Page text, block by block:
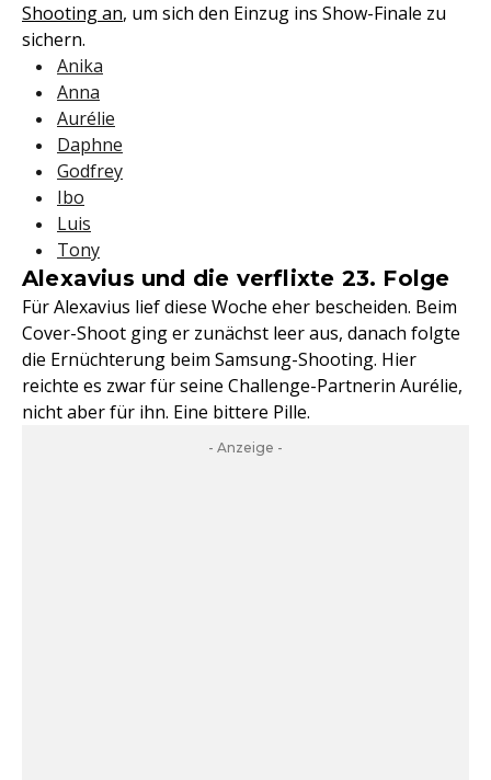
Shooting an, um sich den Einzug ins Show-Finale zu
sichern.
Anika
Anna
Aurélie
Daphne
Godfrey
Ibo
Luis
Tony
Alexavius und die verflixte 23. Folge
Für Alexavius lief diese Woche eher bescheiden. Beim
Cover-Shoot ging er zunächst leer aus, danach folgte
die Ernüchterung beim Samsung-Shooting. Hier
reichte es zwar für seine Challenge-Partnerin Aurélie,
nicht aber für ihn. Eine bittere Pille.
- Anzeige -